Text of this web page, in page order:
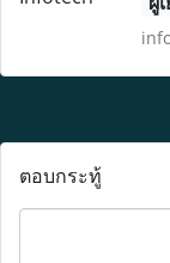
ตอบกระทู้